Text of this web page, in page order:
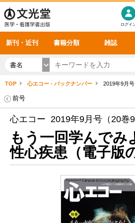
ログイ
新刊・近刊 書籍分類 雑誌
感染症 老年医学
呼吸器
循環器
雑誌投稿規定
理学療法
雑誌案内・年間購読 最新号
電子書籍
電子雑誌
書籍「データに基づく臨床動作分析」WEB
書籍「眼手術学」WEB動画
書籍「神経症候学 II 改訂第二版」 WEB動画
新刊一覧
今後の発行予定
書名
TOP 心エコー - バックナンバー 2019年9月号
前号
心エコー 2019年9月号（20巻9
もう一回学んでみ
性心疾患（電子版